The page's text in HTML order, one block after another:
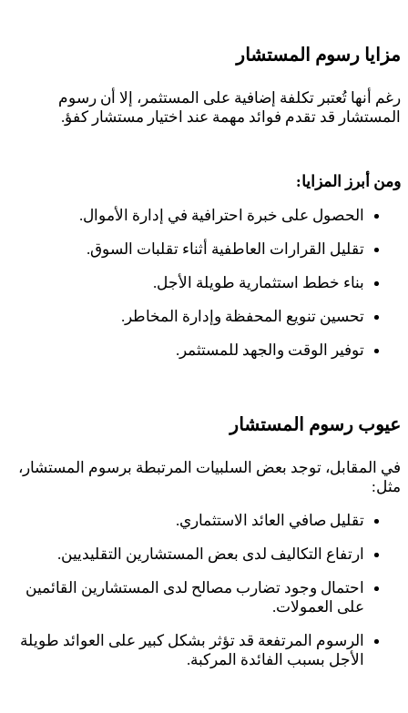
مزايا رسوم المستشار
رغم أنها تُعتبر تكلفة إضافية على المستثمر، إلا أن رسوم
المستشار قد تقدم فوائد مهمة عند اختيار مستشار كفؤ.
ومن أبرز المزايا:
الحصول على خبرة احترافية في إدارة الأموال.
تقليل القرارات العاطفية أثناء تقلبات السوق.
بناء خطط استثمارية طويلة الأجل.
تحسين تنويع المحفظة وإدارة المخاطر.
توفير الوقت والجهد للمستثمر.
عيوب رسوم المستشار
في المقابل، توجد بعض السلبيات المرتبطة برسوم المستشار،
مثل:
تقليل صافي العائد الاستثماري.
ارتفاع التكاليف لدى بعض المستشارين التقليديين.
احتمال وجود تضارب مصالح لدى المستشارين القائمين
على العمولات.
الرسوم المرتفعة قد تؤثر بشكل كبير على العوائد طويلة
الأجل بسبب الفائدة المركبة.